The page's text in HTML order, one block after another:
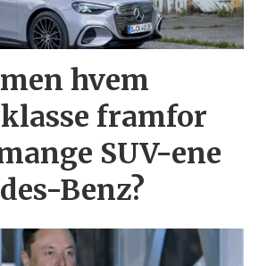
hvem
framfor
SUV-ene
Benz?